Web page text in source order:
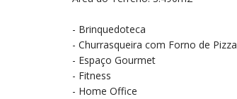
- Brinquedoteca
- Churrasqueira com Forno de Pizza
- Espaço Gourmet
- Fitness
- Home Office